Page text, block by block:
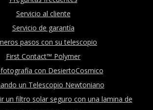
Servicio al cliente
Servicio de garantía
pasos con su telescopio
First Contact™ Polymer
con DesiertoCosmico
un Telescopio Newtoniano
un filtro solar seguro con una lamina de